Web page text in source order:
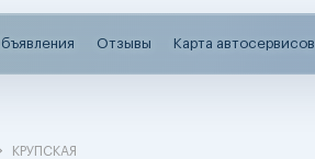
Отзывы Карта автосервисов
КРУПСКАЯ